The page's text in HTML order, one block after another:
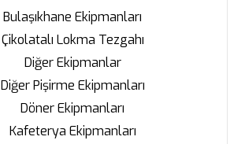
Bulaşıkhane Ekipmanları
Çikolatalı Lokma Tezgahı
Diğer Ekipmanlar
Diğer Pişirme Ekipmanları
Döner Ekipmanları
Kafeterya Ekipmanları